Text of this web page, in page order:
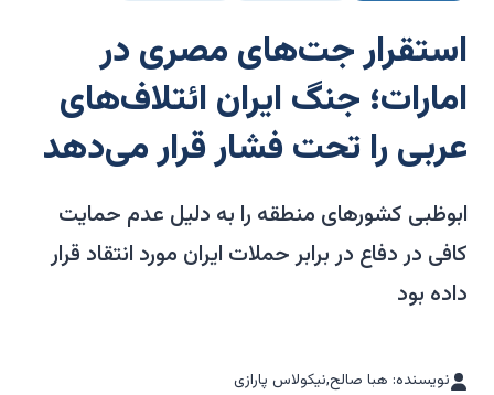
استقرار جت‌های مصری در
امارات؛ جنگ ایران ائتلاف‌های
عربی را تحت فشار قرار می‌دهد
ابوظبی کشورهای منطقه را به دلیل عدم حمایت
کافی در دفاع در برابر حملات ایران مورد انتقاد قرار
داده بود
نویسنده: هبا صالح,نیکولاس پارازی